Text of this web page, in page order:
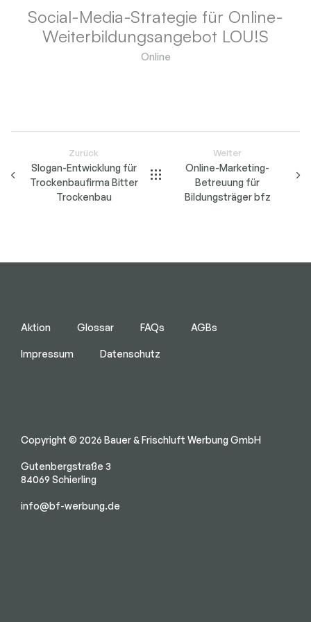
Social-Media-Strategie für Online-
Weiterbildungsangebot LOU!S
Online
Zurück
Slogan-Entwicklung für
Trockenbaufirma Bitter
Trockenbau
Weiter
Online-Marketing-
Betreuung für
Bildungsträger bfz
Aktion Glossar FAQs AGBs
Impressum Datenschutz
Copyright © 2026 Bauer & Frischluft Werbung GmbH
Gutenbergstraße 3
84069 Schierling
info@bf-werbung.de